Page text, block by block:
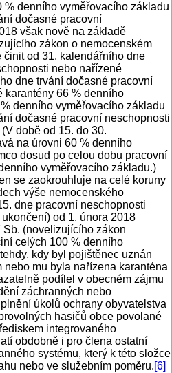
denního vyměřovacího základu
dočasné pracovní
však nově na základě
zákon o nemocenském
od 31. kalendářního dne
nebo nařízené
dne trvání dočasné pracovní
karantény 66 % denního
denního vyměřovacího základu
dočasné pracovní neschopnosti
(V době od 15. do 30.
na úrovni 60 % denního
dosud po celou dobu pracovní
vyměřovacího základu.)
se zaokrouhluje na celé koruny
výše nemocenského
dne pracovní neschopnosti
od 1. února 2018
(novelizujícího zákon
celých 100 % denního
kdy byl pojištěnec uznán
mu byla nařízena karanténa
podílel v obecném zájmu
záchranných nebo
úkolů ochrany obyvatelstva
hasičů obce povolané
integrovaného
obdobně i pro člena ostatní
systému, který k této složce
nebo ve služebním poměru.[6]